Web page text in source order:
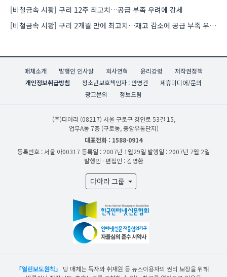
[비철금속 시황] 구리 12주 최고치…공급 부족 우려에 강세
[비철금속 시황] 구리 2개월 만에 최고치…재고 감소에 공급 부족 우려 확대
매체소개 발행인 인사말 회사연혁 윤리강령
저작권정책
개인정보취급방침
청소년보호책임자 : 안영건
제휴미디어/문의
광고문의
정보드림
(주)다아라 (08217) 서울 구로구 경인로 53길 15,
업무A동 7층 (구로동, 중앙유통단지)
대표전화 : 1588-0914
등록번호 : 서울 아00317 등록일 : 2007년 1월29일 발행일 : 2007년 7월 2일
발행인 · 편집인 : 김영환
다아라 그룹
「열린보도원칙」
당 매체는 독자와 취재원 등 뉴스이용자의 권리 보장을 위해